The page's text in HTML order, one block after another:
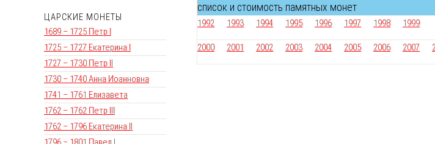
ЦАРСКИЕ МОНЕТЫ
1689 – 1725 Петр I
1725 – 1727 Екатерина I
1727 – 1730 Петр II
1730 – 1740 Анна Иоанновна
1741 – 1761 Елизавета
1762 – 1762 Петр III
1762 – 1796 Екатерина II
список и стоимость памятных монет
1992 1993 1994 1995 1996 1997 1998 1999
2000 2001 2002 2003 2004 2005 2006 2007